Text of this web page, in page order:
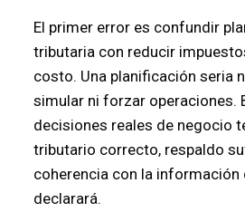
El primer error es confundir
tributaria con reducir
costo. Una planificación seria
simular ni forzar operaciones.
decisiones reales de negocio
tributario correcto, respaldo
coherencia con la información
declarará.